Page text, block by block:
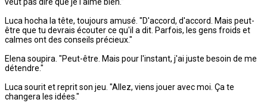
Luca hocha la tête, toujours amusé. "D'accord, d'accord. Mais peut-
être que tu devrais écouter ce qu'il a dit. Parfois, les gens froids et
calmes ont des conseils précieux."
Elena soupira. "Peut-être. Mais pour l'instant, j'ai juste besoin de me
détendre."
Luca sourit et reprit son jeu. "Allez, viens jouer avec moi. Ça te
changera les idées."